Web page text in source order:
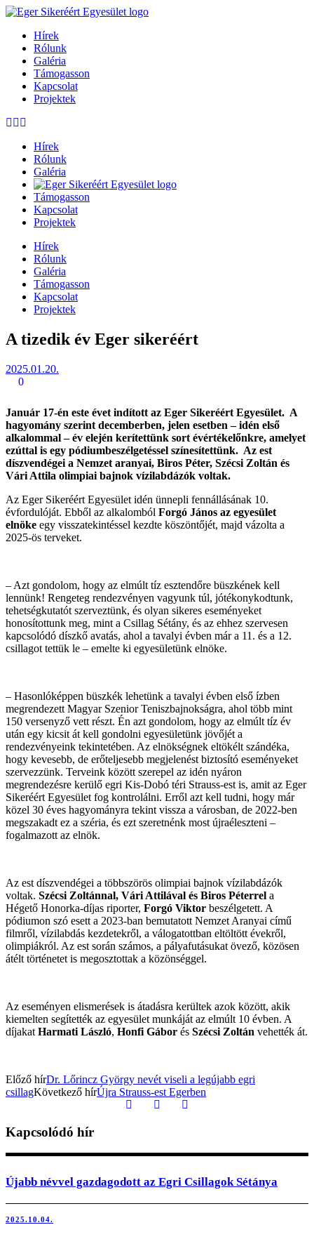
Hírek
Rólunk
Galéria
Támogasson
Kapcsolat
Projektek
Hírek
Rólunk
Galéria
Támogasson
Kapcsolat
Projektek
Hírek
Rólunk
Galéria
Támogasson
Kapcsolat
Projektek
A tizedik év Eger sikeréért
2025.01.20.
0
Január 17-én este évet indított az Eger Sikeréért Egyesület. A
hagyomány szerint decemberben, jelen esetben – idén első
alkalommal – év elején kerítettünk sort évértékelőnkre, amelyet
ezúttal is egy pódiumbeszélgetéssel színesítettünk. Az est
díszvendégei a Nemzet aranyai, Biros Péter, Szécsi Zoltán és
Vári Attila olimpiai bajnok vízilabdázók voltak.
Az Eger Sikeréért Egyesület idén ünnepli fennállásának 10.
évfordulóját. Ebből az alkalomból Forgó János az egyesület
elnöke egy visszatekintéssel kezdte köszöntőjét, majd vázolta a
2025-ös terveket.
– Azt gondolom, hogy az elmúlt tíz esztendőre büszkének kell
lennünk! Rengeteg rendezvényen vagyunk túl, jótékonykodtunk,
tehetségkutatót szerveztünk, és olyan sikeres eseményeket
honosítottunk meg, mint a Csillag Sétány, és az ehhez szervesen
kapcsolódó díszkő avatás, ahol a tavalyi évben már a 11. és a 12.
csillagot tettük le – emelte ki egyesületünk elnöke.
– Hasonlóképpen büszkék lehetünk a tavalyi évben első ízben
megrendezett Magyar Szenior Teniszbajnokságra, ahol több mint
150 versenyző vett részt. Én azt gondolom, hogy az elmúlt tíz év
után egy kicsit át kell gondolni egyesületünk jövőjét a
rendezvényeink tekintetében. Az elnökségnek eltökélt szándéka,
hogy kevesebb, de erőteljesebb megjelenést biztosító eseményeket
szervezzünk. Terveink között szerepel az idén nyáron
megrendezésre kerülő egri Kis-Dobó téri Strauss-est is, amit az Eger
Sikeréért Egyesület fog kontrolálni. Erről azt kell tudni, hogy már
közel 30 éves hagyományra tekint vissza a városban, de 2022-ben
megszakadt ez a széria, és ezt szeretnénk most újraéleszteni –
fogalmazott az elnök.
Az est díszvendégei a többszörös olimpiai bajnok vízilabdázók
voltak. Szécsi Zoltánnal, Vári Attilával és Biros Péterrel a
Hégető Honorka-díjas riporter, Forgó Viktor beszélgetett. A
pódiumon szó esett a 2023-ban bemutatott Nemzet Aranyai című
filmről, vízilabdás kezdetekről, a válogatottban eltöltött évekről,
olimpiákról. Az est során számos, a pályafutásukat övező, közösen
átélt történetet is megosztottak a közönséggel.
Az eseményen elismerések is átadásra kerültek azok között, akik
kiemelten segítették az egyesület munkáját az elmúlt 10 évben. A
díjakat Harmati László, Honfi Gábor és Szécsi Zoltán vehették át.
Előző hírDr. Lőrincz György nevét viseli a legújabb egri
csillagKövetkező hírÚjra Strauss-est Egerben
Kapcsolódó hír
Újabb névvel gazdagodott az Egri Csillagok Sétánya
2025.10.04.